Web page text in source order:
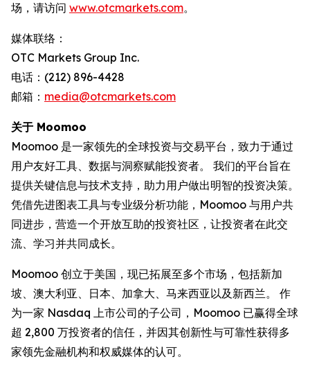
场，请访问 www.otcmarkets.com。
媒体联络：
OTC Markets Group Inc.
电话：(212) 896-4428
邮箱： media@otcmarkets.com
关于 Moomoo
Moomoo 是一家领先的全球投资与交易平台，致力于通过
用户友好工具、数据与洞察赋能投资者。 我们的平台旨在
提供关键信息与技术支持，助力用户做出明智的投资决策。
凭借先进图表工具与专业级分析功能，Moomoo 与用户共
同进步，营造一个开放互助的投资社区，让投资者在此交
流、学习并共同成长。
Moomoo 创立于美国，现已拓展至多个市场，包括新加
坡、澳大利亚、日本、加拿大、马来西亚以及新西兰。 作
为一家 Nasdaq 上市公司的子公司，Moomoo 已赢得全球
超 2,800 万投资者的信任，并因其创新性与可靠性获得多
家领先金融机构和权威媒体的认可。